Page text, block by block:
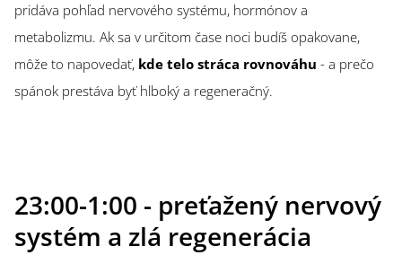
pridáva pohľad nervového systému, hormónov a
metabolizmu. Ak sa v určitom čase noci budíš opakovane,
môže to napovedať, kde telo stráca rovnováhu - a prečo
spánok prestáva byť hlboký a regeneračný.
23:00-1:00 - preťažený nervový
systém a zlá regenerácia